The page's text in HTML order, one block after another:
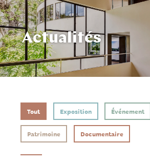
Actualités
Tout Exposition Événement
Patrimoine Documentaire